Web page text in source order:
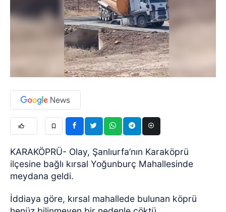
KARAKÖPRÜ- Olay, Şanlıurfa’nın Karaköprü
ilçesine bağlı kırsal Yoğunburç Mahallesinde
meydana geldi.
İddiaya göre, kırsal mahallede bulunan köprü